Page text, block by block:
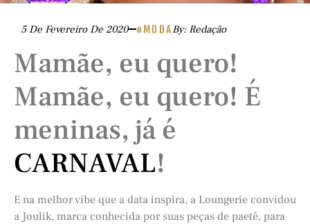
5 De Fevereiro De 2020 #MODABy: Redação
Mamãe, eu quero!
Mamãe, eu quero! É
meninas, já é
CARNAVAL!
E na melhor vibe que a data inspira, a Loungerie convidou
a Joulik, marca conhecida por suas peças de paetê, para